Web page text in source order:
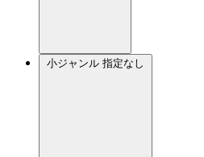
小ジャンル 指定なし